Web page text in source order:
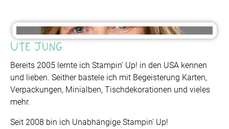
Ute Jung
Bereits 2005 lernte ich Stampin’ Up! in den USA kennen
und lieben. Seither bastele ich mit Begeisterung Karten,
Verpackungen, Minialben, Tischdekorationen und vieles
mehr.
Seit 2008 bin ich Unabhängige Stampin' Up!